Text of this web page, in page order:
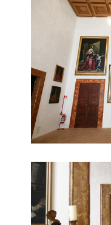
porte decorate